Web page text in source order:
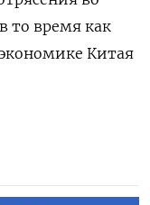
то время как
Китая